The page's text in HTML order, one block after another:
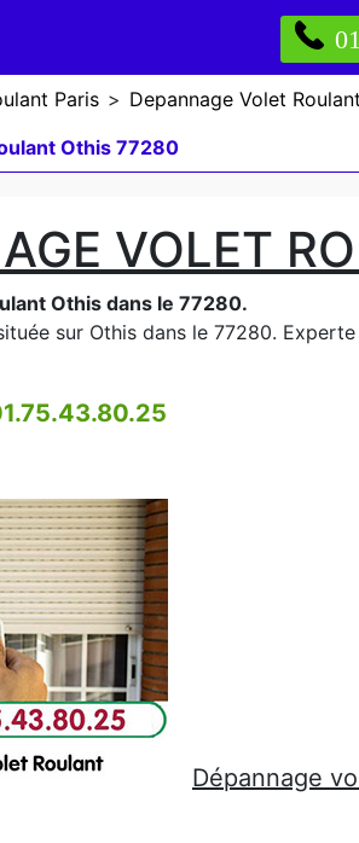
Paris > Depannage Volet Roulant
Othis 77280
VOLET
Othis dans le 77280.
sur Othis dans le 77280.
Dépannage